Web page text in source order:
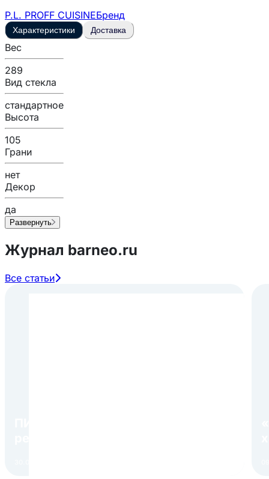
P.L. PROFF CUISINEБренд
Характеристики Доставка
Вес
289
Вид стекла
стандартное
Высота
105
Грани
нет
Декор
да
Развернуть
Журнал barneo.ru
Все статьи